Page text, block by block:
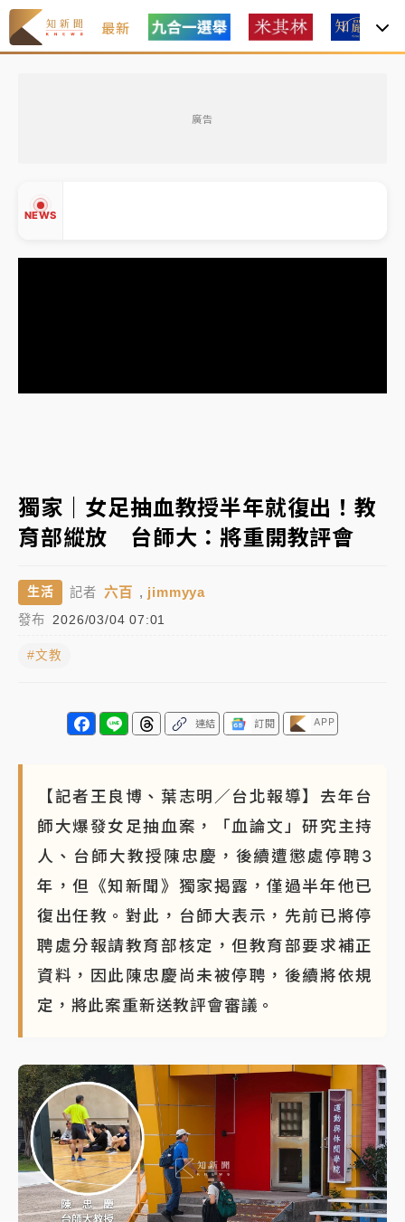
最新
廣告
NEWS
故宮《龍藏經》特展第2檔！今線上預約開賣一度塞車
周六起展出延長至晚上7時
台東農業處長涉圖利渡假村！東檢抗告成功 今重開羈
周六起展出延長至晚上7時
台東農業處長涉圖利渡假村！東檢抗告成功 今重開羈
父親節泡湯了！中颱白海豚雨彈轟3天 「紅到發紫」降
雨熱區曝
獨家｜女足抽血教授半年就復出！教
育部縱放 台師大：將重開教評會
生活 記者 六百 , jimmyya
發布 2026/03/04 07:01
#文教
連結 訂閱 APP
【記者王良博、葉志明／台北報導】去年台
師大爆發女足抽血案，「血論文」研究主持
人、台師大教授陳忠慶，後續遭懲處停聘3
年，但《知新聞》獨家揭露，僅過半年他已
復出任教。對此，台師大表示，先前已將停
聘處分報請教育部核定，但教育部要求補正
資料，因此陳忠慶尚未被停聘，後續將依規
定，將此案重新送教評會審議。